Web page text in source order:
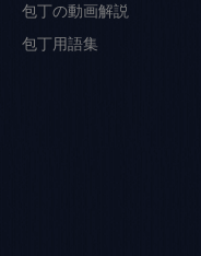
包丁の動画解説
包丁用語集